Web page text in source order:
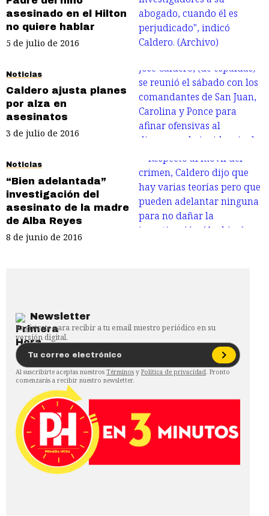
asesinado en el Hilton
no quiere hablar
5 de julio de 2016
Noticias
Caldero ajusta planes
por alza en
asesinatos
3 de julio de 2016
Noticias
“Bien adelantada”
investigación del
asesinato de la madre
de Alba Reyes
8 de junio de 2016
Newsletter
Regístrate para recibir a tu email nuestro periódico en su
versión digital.
Al suscribirte aceptas nuestros Términos y Política de privacidad. Pronto
comenzarás a recibir nuestro newsletter.